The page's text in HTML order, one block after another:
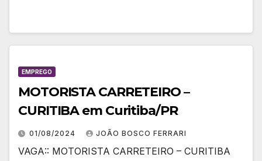
EMPREGO
MOTORISTA CARRETEIRO –
CURITIBA em Curitiba/PR
01/08/2024 JOÃO BOSCO FERRARI
VAGA:: MOTORISTA CARRETEIRO – CURITIBA